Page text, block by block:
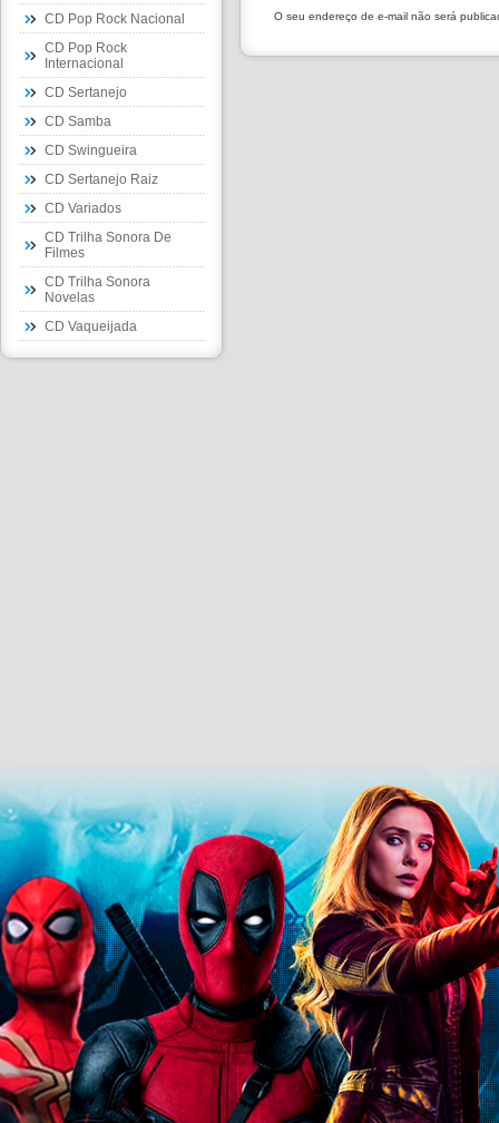
CD Pop Rock Nacional
CD Pop Rock
Internacional
CD Sertanejo
CD Samba
CD Swingueira
CD Sertanejo Raiz
CD Variados
CD Trilha Sonora De
Filmes
CD Trilha Sonora
Novelas
CD Vaqueijada
O seu endereço de e-mail não será